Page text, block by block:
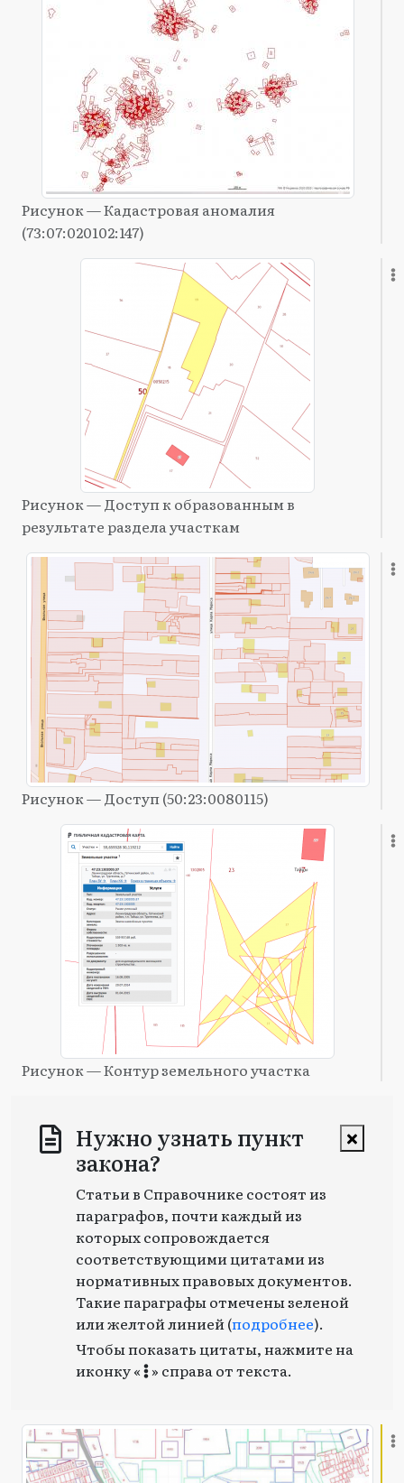
Рисунок — Кадастровая аномалия
(73:07:020102:147)
Рисунок — Доступ к образованным в
результате раздела участкам
Рисунок — Доступ (50:23:0080115)
Рисунок — Контур земельного участка
Нужно узнать пункт
закона?
Статьи в Справочнике состоят из
параграфов, почти каждый из
которых сопровождается
соответствующими цитатами из
нормативных правовых документов.
Такие параграфы отмечены зеленой
или желтой линией (подробнее).
Чтобы показать цитаты, нажмите на
иконку « » справа от текста.